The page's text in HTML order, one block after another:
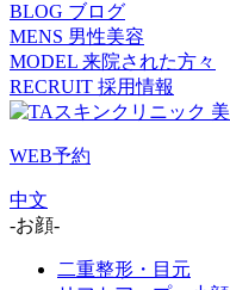
BLOG ブログ
MENS 男性美容
MODEL 来院された方々
RECRUIT 採用情報
WEB予約
中文
-お顔-
二重整形・目元